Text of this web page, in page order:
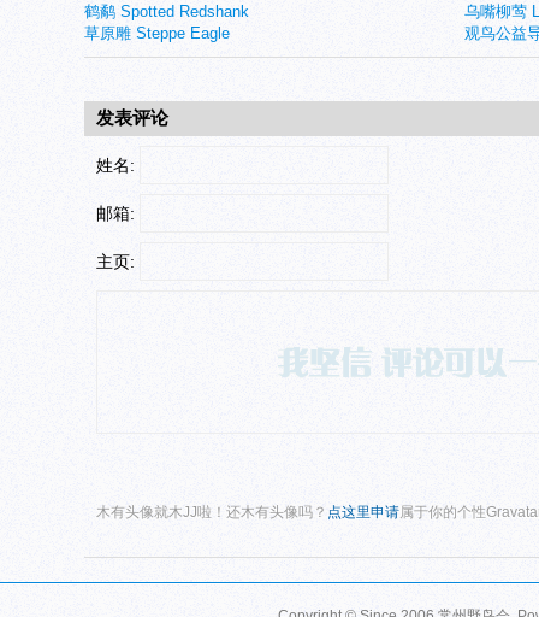
乌嘴柳莺
观鸟公益
鹤鹬 Spotted Redshank
草原雕 Steppe Eagle
发表评论
姓名:
邮箱:
主页:
木有头像就木JJ啦！还木有头像吗？ 点这里申请 属于你的个性